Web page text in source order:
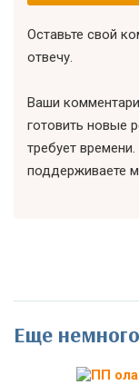
Оставьте свой
отвечу.
Ваши
готовить новые
требует
поддерживаете
Еще